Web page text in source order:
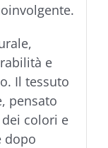
e
Il tessuto
pensato
colori e
dopo